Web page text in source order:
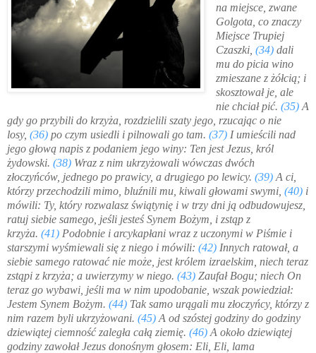
na miejsce, zwane
Golgota, co znaczy
Miejsce Trupiej
Czaszki, (34) dali
mu do picia wino
zmieszane z żółcią; i
skosztował je, ale
nie chciał pić. (35) A
gdy go przybili do krzyża, rozdzielili szaty jego, rzucając o nie
losy, (36) po czym usiedli i pilnowali go tam. (37) I umieścili nad
jego głową napis z podaniem jego winy: Ten jest Jezus, król
żydowski. (38) Wraz z nim ukrzyżowali wówczas dwóch
złoczyńców, jednego po prawicy, a drugiego po lewicy. (39) A ci,
którzy przechodzili mimo, bluźnili mu, kiwali głowami swymi, (40) i
mówili: Ty, który rozwalasz świątynię i w trzy dni ją odbudowujesz,
ratuj siebie samego, jeśli jesteś Synem Bożym, i zstąp z
krzyża. (41) Podobnie i arcykapłani wraz z uczonymi w Piśmie i
starszymi wyśmiewali się z niego i mówili: (42) Innych ratował, a
siebie samego ratować nie może, jest królem izraelskim, niech teraz
zstąpi z krzyża; a uwierzymy w niego. (43) Zaufał Bogu; niech On
teraz go wybawi, jeśli ma w nim upodobanie, wszak powiedział:
Jestem Synem Bożym. (44) Tak samo urągali mu złoczyńcy, którzy z
nim razem byli ukrzyżowani. (45) A od szóstej godziny do godziny
dziewiątej ciemność zaległa całą ziemię. (46) A około dziewiątej
godziny zawołał Jezus donośnym głosem: Eli, Eli, lama